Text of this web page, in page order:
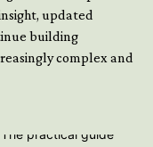
updated
building
complex and